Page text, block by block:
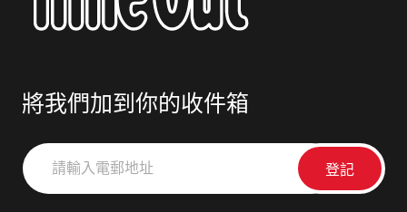
將我們加到你的收件箱
請
輸